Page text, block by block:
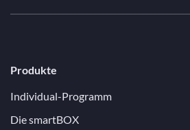
Produkte
Individual-Programm
Die smartBOX